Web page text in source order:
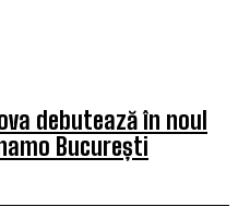
debutează în noul
București